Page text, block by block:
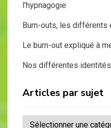
l’hypnagogie
Burn-outs, les différents
Le burn-out expliqué à
Nos différentes identités
Articles par sujet
Articles